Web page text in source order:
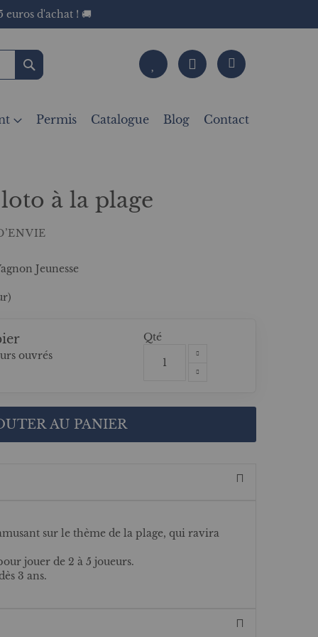
d'achat ! 🚚
Rechercher
Permis Catalogue Blog Contact
à la plage
Jeunesse
ouvrés
Qté
AU PANIER
sur le thème de la plage, qui ravira
jouer de 2 à 5 joueurs.
3 ans.